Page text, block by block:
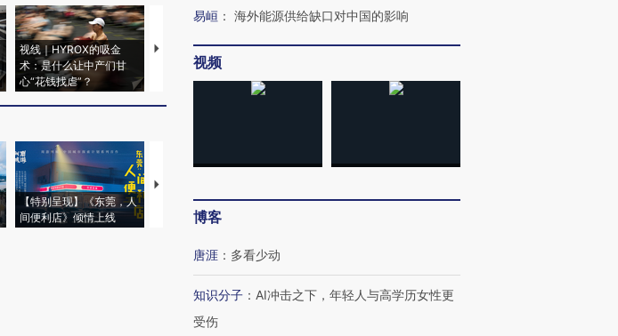
视线｜HYROX的吸金
术：是什么让中产们甘
心“花钱找虐”？
马航飞行员跨国走私7万
粒摇头丸 尿检体内含3种
视线｜被称为“蟑螂”的印
育部长拱下台
视线｜“入侵”还是“人道危
飞地休达
【特别呈现】《东莞，人
间便利店》倾情上线
【推广】走进第四届链博
会，让数智科技“链”接产
【特别呈现】寻找100种
CFO：不靠规模取胜，华
易峘 ： 海外能源供给缺口对中国的影响
视频
博客
唐涯 ： 多看少动
知识分子 ： AI冲击之下，年轻人与高学历女性更
受伤